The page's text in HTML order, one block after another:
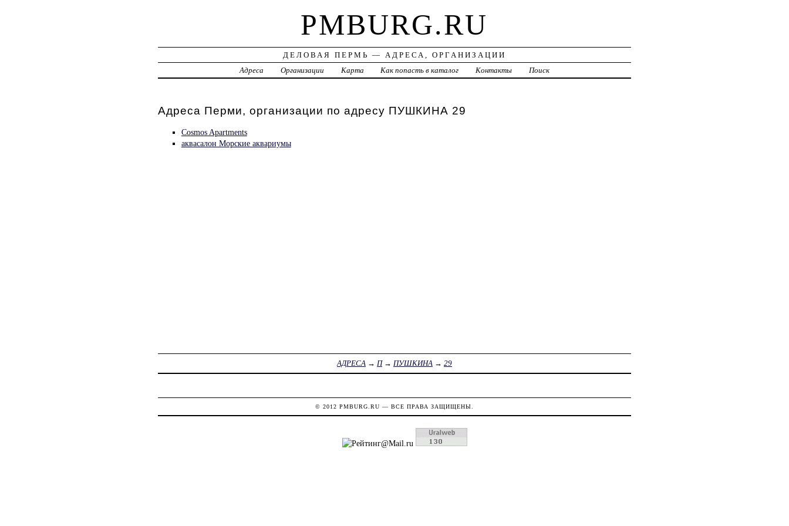
PMBURG.RU
ДЕЛОВАЯ ПЕРМЬ — АДРЕСА, ОРГАНИЗАЦИИ
Адреса
Организации Карта Как попасть в каталог Контакты Поиск
Адреса Перми, организации по адресу ПУШКИНА 29
Cosmos Apartments
аквасалон Морские аквариумы
АДРЕСА→ П→ ПУШКИНА→ 29
© 2012 PMBURG.RU — ВСЕ ПРАВА ЗАЩИЩЕНЫ.